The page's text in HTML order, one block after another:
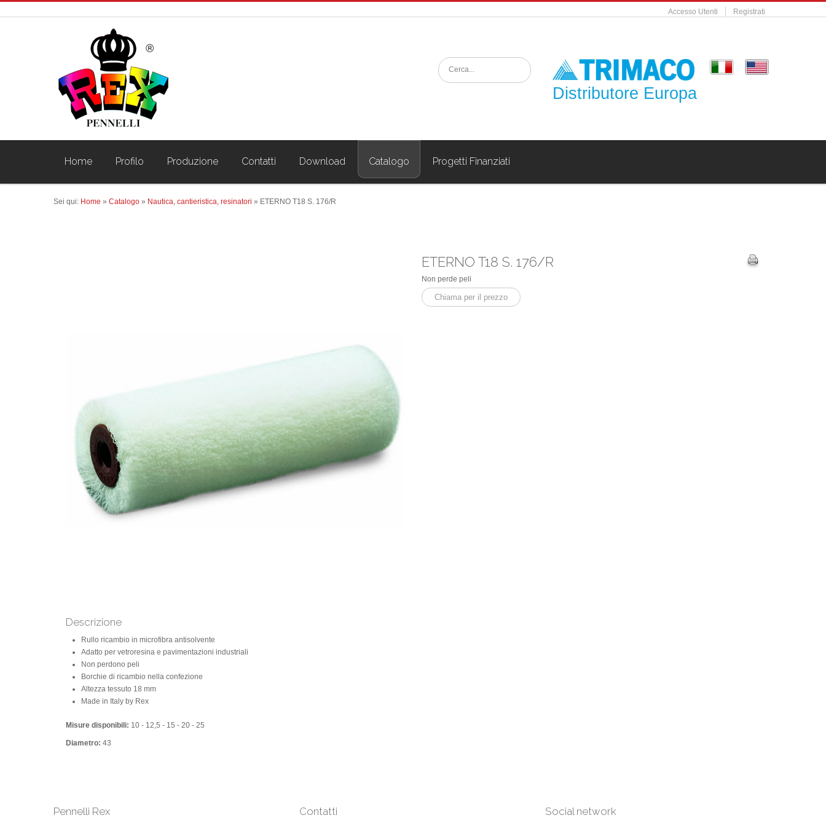
Accesso Utenti Registrati
Distributore Europa
Home Profilo Produzione Contatti Download Catalogo Progetti Finanziati
Sei qui: Home » Catalogo » Nautica, cantieristica, resinatori » ETERNO T18 S. 176/R
ETERNO T18 S. 176/R
Non perde peli
Chiama per il prezzo
Descrizione
Rullo ricambio in microfibra antisolvente
Adatto per vetroresina e pavimentazioni industriali
Non perdono peli
Borchie di ricambio nella confezione
Altezza tessuto 18 mm
Made in Italy by Rex
Misure disponibili: 10 - 12,5 - 15 - 20 - 25
Diametro: 43
Pennelli Rex Contatti Social network